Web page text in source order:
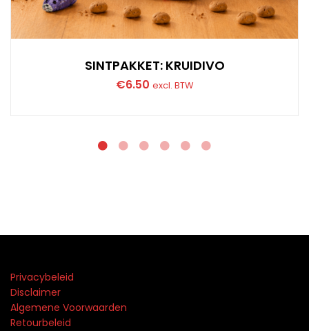
SINTPAKKET: KRUIDIVO
€6.50 excl. BTW
Privacybeleid
Disclaimer
Algemene Voorwaarden
Retourbeleid